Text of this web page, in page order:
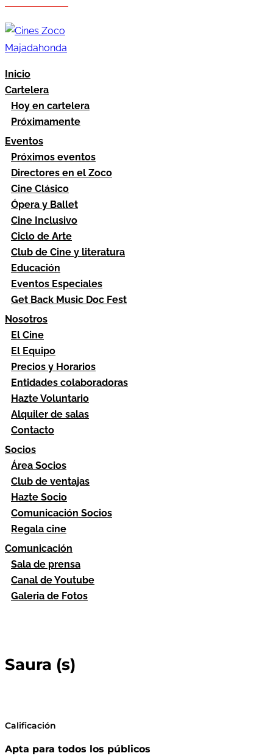
Inicio
Cartelera
Hoy en cartelera
Próximamente
Eventos
Próximos eventos
Directores en el Zoco
Cine Clásico
Ópera y Ballet
Cine Inclusivo
Ciclo de Arte
Club de Cine y literatura
Educación
Eventos Especiales
Get Back Music Doc Fest
Nosotros
El Cine
El Equipo
Precios y Horarios
Entidades colaboradoras
Hazte Voluntario
Alquiler de salas
Contacto
Socios
Área Socios
Club de ventajas
Hazte Socio
Comunicación Socios
Regala cine
Comunicación
Sala de prensa
Canal de Youtube
Galeria de Fotos
Saura (s)
Calificación
Apta para todos los públicos